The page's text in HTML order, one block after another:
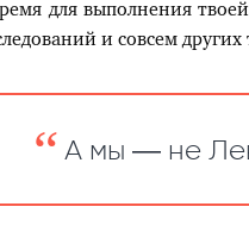
для выполнения
и совсем других
А мы — не